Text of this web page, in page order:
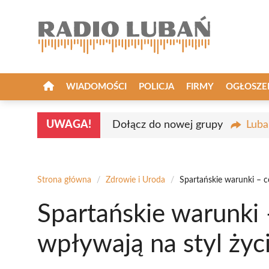
WIADOMOŚCI POLICJA FIRMY
UWAGA! Dołącz do nowej grupy
Strona główna / Zdrowie i Uroda / Spartańskie warunki –
Spartańskie
wpływają na styl